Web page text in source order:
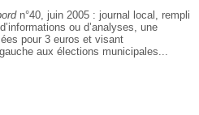
n°40, juin 2005 : journal local, rempli
ou d’analyses, une
pour 3 euros et visant
aux élections municipales...